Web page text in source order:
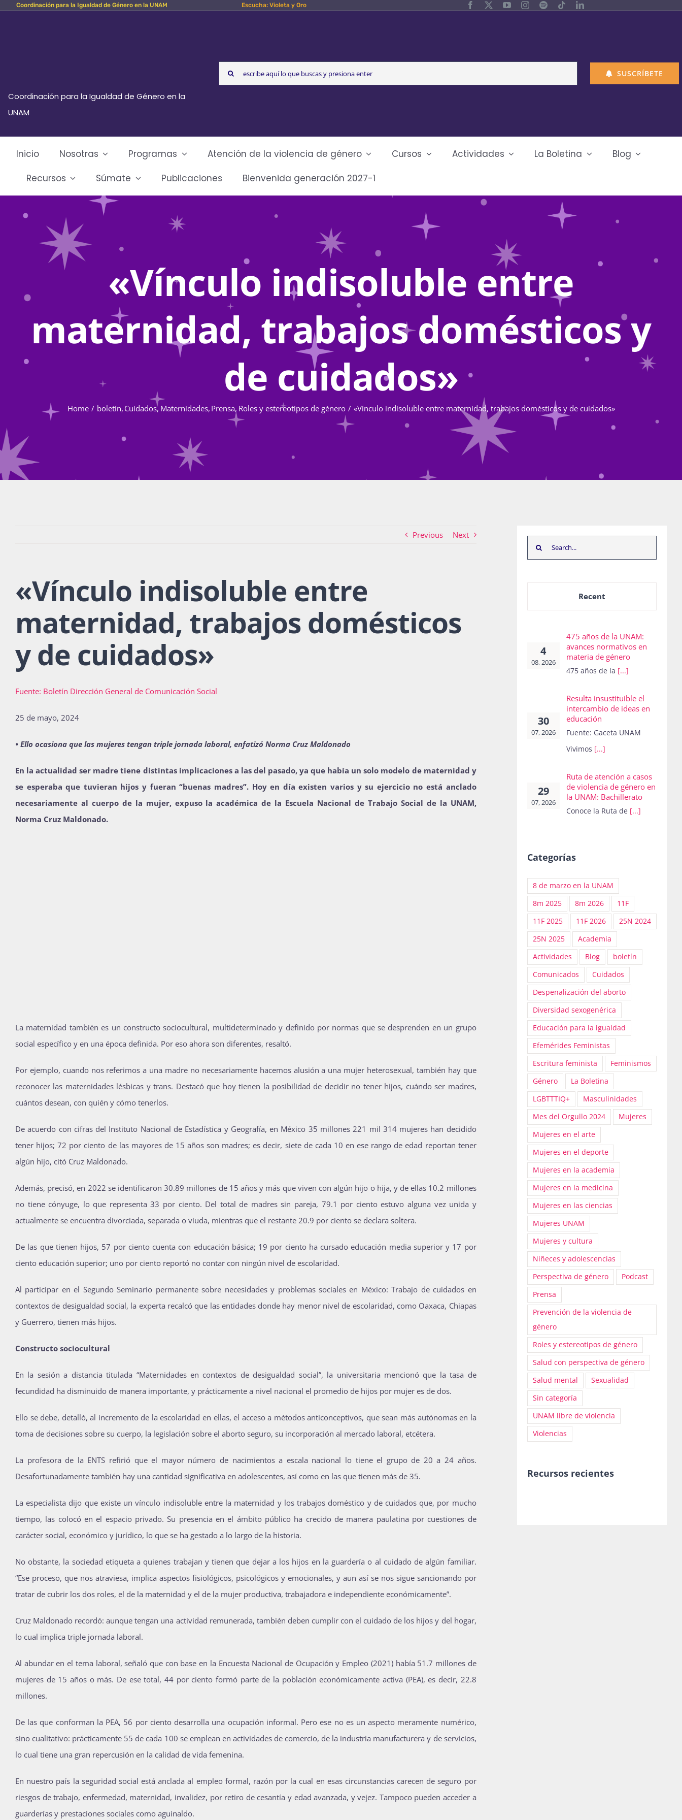
Skip Coordinación para la Igualdad de Género en la UNAM Escucha: Violeta y Oro
Coordinación para la Igualdad de Género en la
UNAM
Search
for:
SUSCRÍBETE
Inicio Nosotras Programas Atención de la violencia de género Cursos Actividades La Boletina
Blog
Recursos
Súmate Publicaciones Bienvenida generación 2027-1
«Vínculo indisoluble entre
maternidad, trabajos domésticos y
de cuidados»
Home boletín Cuidados Maternidades Prensa Roles y estereotipos de género «Vínculo indisoluble entre maternidad, trabajos domésticos y de cuidados»
Previous Next
«Vínculo indisoluble entre
maternidad, trabajos domésticos
y de cuidados»
Fuente: Boletín Dirección General de Comunicación Social
25 de mayo, 2024
• Ello ocasiona que las mujeres tengan triple jornada laboral, enfatizó Norma Cruz Maldonado
En la actualidad ser madre tiene distintas implicaciones a las del pasado, ya que había un solo modelo de maternidad y
se esperaba que tuvieran hijos y fueran “buenas madres”. Hoy en día existen varios y su ejercicio no está anclado
necesariamente al cuerpo de la mujer, expuso la académica de la Escuela Nacional de Trabajo Social de la UNAM,
Norma Cruz Maldonado.
La maternidad también es un constructo sociocultural, multideterminado y definido por normas que se desprenden en un grupo
social específico y en una época definida. Por eso ahora son diferentes, resaltó.
Por ejemplo, cuando nos referimos a una madre no necesariamente hacemos alusión a una mujer heterosexual, también hay que
reconocer las maternidades lésbicas y trans. Destacó que hoy tienen la posibilidad de decidir no tener hijos, cuándo ser madres,
cuántos desean, con quién y cómo tenerlos.
De acuerdo con cifras del Instituto Nacional de Estadística y Geografía, en México 35 millones 221 mil 314 mujeres han decidido
tener hijos; 72 por ciento de las mayores de 15 años son madres; es decir, siete de cada 10 en ese rango de edad reportan tener
algún hijo, citó Cruz Maldonado.
Además, precisó, en 2022 se identificaron 30.89 millones de 15 años y más que viven con algún hijo o hija, y de ellas 10.2 millones
no tiene cónyuge, lo que representa 33 por ciento. Del total de madres sin pareja, 79.1 por ciento estuvo alguna vez unida y
actualmente se encuentra divorciada, separada o viuda, mientras que el restante 20.9 por ciento se declara soltera.
De las que tienen hijos, 57 por ciento cuenta con educación básica; 19 por ciento ha cursado educación media superior y 17 por
ciento educación superior; uno por ciento reportó no contar con ningún nivel de escolaridad.
Al participar en el Segundo Seminario permanente sobre necesidades y problemas sociales en México: Trabajo de cuidados en
contextos de desigualdad social, la experta recalcó que las entidades donde hay menor nivel de escolaridad, como Oaxaca, Chiapas
y Guerrero, tienen más hijos.
Constructo sociocultural
En la sesión a distancia titulada “Maternidades en contextos de desigualdad social”, la universitaria mencionó que la tasa de
fecundidad ha disminuido de manera importante, y prácticamente a nivel nacional el promedio de hijos por mujer es de dos.
Ello se debe, detalló, al incremento de la escolaridad en ellas, el acceso a métodos anticonceptivos, que sean más autónomas en la
toma de decisiones sobre su cuerpo, la legislación sobre el aborto seguro, su incorporación al mercado laboral, etcétera.
La profesora de la ENTS refirió que el mayor número de nacimientos a escala nacional lo tiene el grupo de 20 a 24 años.
Desafortunadamente también hay una cantidad significativa en adolescentes, así como en las que tienen más de 35.
La especialista dijo que existe un vínculo indisoluble entre la maternidad y los trabajos doméstico y de cuidados que, por mucho
tiempo, las colocó en el espacio privado. Su presencia en el ámbito público ha crecido de manera paulatina por cuestiones de
carácter social, económico y jurídico, lo que se ha gestado a lo largo de la historia.
No obstante, la sociedad etiqueta a quienes trabajan y tienen que dejar a los hijos en la guardería o al cuidado de algún familiar.
“Ese proceso, que nos atraviesa, implica aspectos fisiológicos, psicológicos y emocionales, y aun así se nos sigue sancionando por
tratar de cubrir los dos roles, el de la maternidad y el de la mujer productiva, trabajadora e independiente económicamente”.
Cruz Maldonado recordó: aunque tengan una actividad remunerada, también deben cumplir con el cuidado de los hijos y del hogar,
lo cual implica triple jornada laboral.
Al abundar en el tema laboral, señaló que con base en la Encuesta Nacional de Ocupación y Empleo (2021) había 51.7 millones de
mujeres de 15 años o más. De ese total, 44 por ciento formó parte de la población económicamente activa (PEA), es decir, 22.8
millones.
De las que conforman la PEA, 56 por ciento desarrolla una ocupación informal. Pero ese no es un aspecto meramente numérico,
sino cualitativo: prácticamente 55 de cada 100 se emplean en actividades de comercio, de la industria manufacturera y de servicios,
lo cual tiene una gran repercusión en la calidad de vida femenina.
En nuestro país la seguridad social está anclada al empleo formal, razón por la cual en esas circunstancias carecen de seguro por
riesgos de trabajo, enfermedad, maternidad, invalidez, por retiro de cesantía y edad avanzada, y vejez. Tampoco pueden acceder a
guarderías y prestaciones sociales como aguinaldo.
Search
for:
Recent
4
08, 2026
475 años de la UNAM:
avances normativos en
materia de género
475 años de la [...]
30
07, 2026
Resulta insustituible el
intercambio de ideas en
educación
Fuente: Gaceta UNAM
Vivimos [...]
29
07, 2026
Ruta de atención a casos
de violencia de género en
la UNAM: Bachillerato
Conoce la Ruta de [...]
Categorías
8 de marzo en la UNAM
8m 2025
8m 2026
11F
11F 2025
11F 2026
25N 2024
25N 2025
Academia
Actividades
Blog
boletín
Comunicados
Cuidados
Despenalización del aborto
Diversidad sexogenérica
Educación para la igualdad
Efemérides Feministas
Escritura feminista
Feminismos
Género
La Boletina
LGBTTTIQ+
Masculinidades
Mes del Orgullo 2024
Mujeres
Mujeres en el arte
Mujeres en el deporte
Mujeres en la academia
Mujeres en la medicina
Mujeres en las ciencias
Mujeres UNAM
Mujeres y cultura
Niñeces y adolescencias
Perspectiva de género
Podcast
Prensa
Prevención de la violencia de
género
Roles y estereotipos de género
Salud con perspectiva de género
Salud mental
Sexualidad
Sin categoría
UNAM libre de violencia
Violencias
Recursos recientes